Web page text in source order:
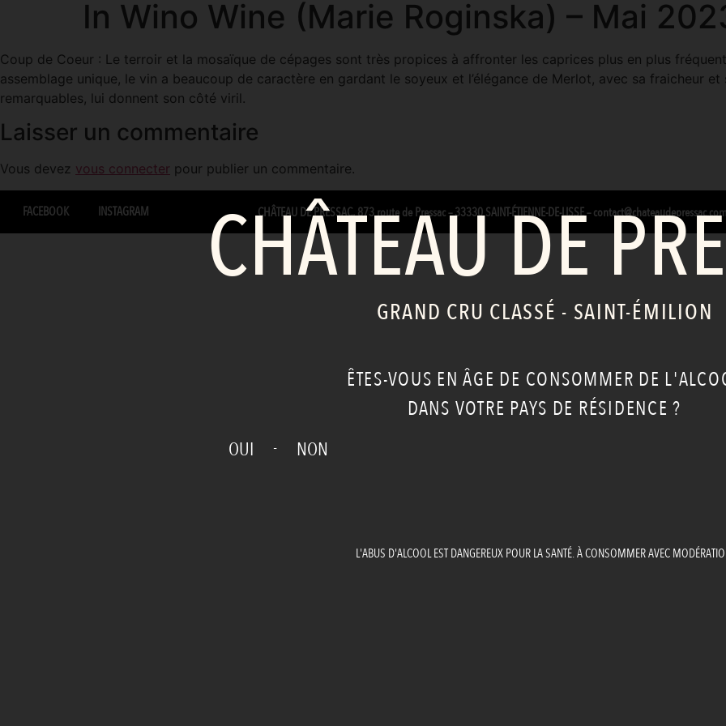
In Wino Wine (Marie Roginska) – Mai
Coup de Coeur : Le terroir et la mosaïque de cépages sont très propices à affronter les caprices plus en plus
assemblage unique, le vin a beaucoup de caractère en gardant le soyeux et l’élégance de Merlot, avec sa fraicheur
remarquables, lui donnent son côté viril.
Laisser un commentaire
Vous devez vous connecter pour publier un commentaire.
FACEBOOK INSTAGRAM CHÂTEAU DE PRESSAC, 873 route de Pressac – 33330 SAINT-ÉTIENNE-DE-LISSE–contact@chateaudepressac.com
CHÂTEAU DE
GRAND CRU CLASSÉ - SAINT-ÉMILION
ÊTES-VOUS EN ÂGE DE CONSOMMER DE
DANS VOTRE PAYS DE RÉSIDENCE ?
OUI - NON
L'ABUS D'ALCOOL EST DANGEREUX POUR LA SANTÉ. À CONSOMMER AVEC